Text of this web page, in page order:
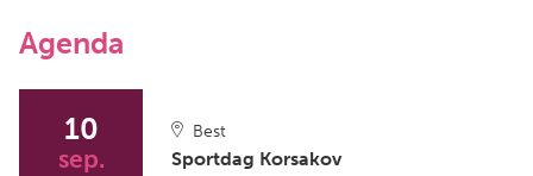
Agenda
10
sep.
Best
Sportdag Korsakov